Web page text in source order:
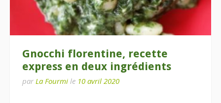
Gnocchi florentine, recette
express en deux ingrédients
par La Fourmi le 10 avril 2020